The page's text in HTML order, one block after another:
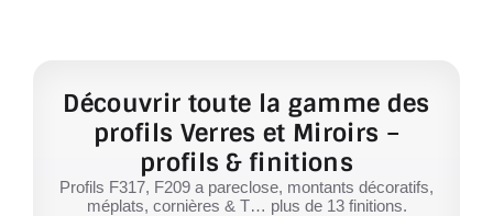
Découvrir toute la gamme des
profils Verres et Miroirs –
profils & finitions
Profils F317, F209 a pareclose, montants décoratifs,
méplats, cornières & T… plus de 13 finitions.